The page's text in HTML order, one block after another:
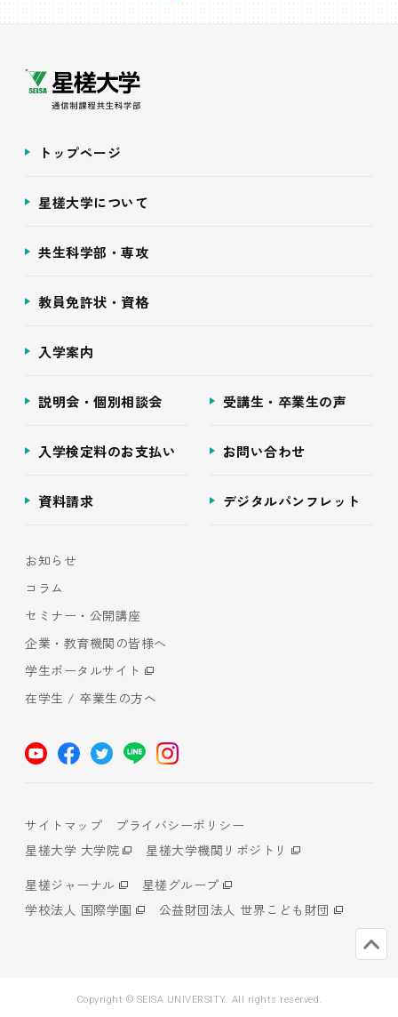
トップページ
星槎大学について
共生科学部・専攻
教員免許状・資格
入学案内
説明会・個別相談会 受講生・卒業生の声
入学検定料のお支払い お問い合わせ
資料請求 デジタルパンフレット
お知らせ
コラム
セミナー・公開講座
企業・教育機関の皆様へ
学生ポータルサイト
在学生 / 卒業生の方へ
サイトマップ
プライバシーポリシー
星槎大学 大学院
星槎大学機関リポジトリ
星槎ジャーナル
星槎グループ
学校法人 国際学園
公益財団法人 世界こども財団
Copyright © SEISA UNIVERSITY. All rights reserved.